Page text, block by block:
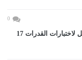
0
تنسيق الجامعات 2026.. إتاحة التسجيل لاختبارات القدرات 17